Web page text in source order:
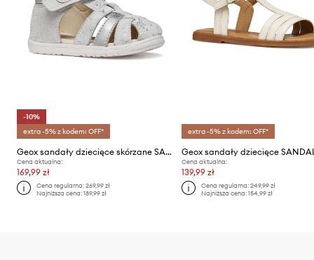
-10%
extra -5% z kodem: OFF*
Geox sandały dziecięce skórzane SANDAL MACCHIA
Cena aktualna:
169,99 zł
Cena regularna:269,99 zł
Najniższa cena:189,99 zł
extra -5% z kodem: OFF*
Cena aktualna:
139,99 zł
Cena regularna: 249,99 zł
Najniższa cena: 154,99 zł